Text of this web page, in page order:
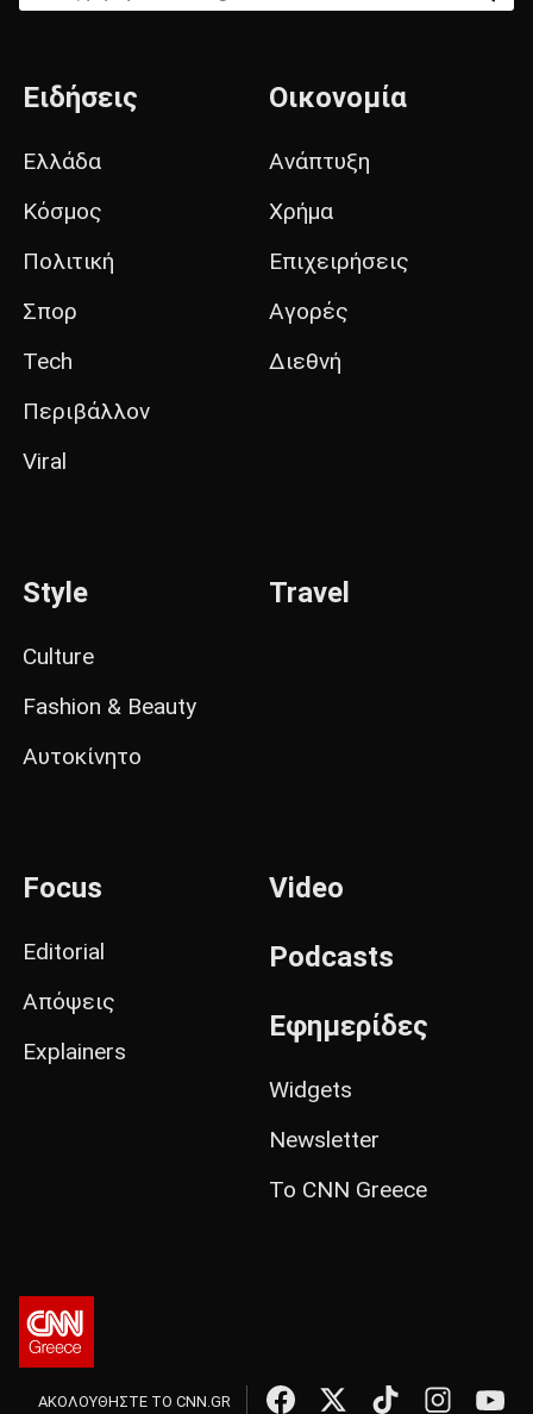
Ειδήσεις
Ελλάδα
Κόσμος
Πολιτική
Σπορ
Tech
Περιβάλλον
Viral
Οικονομία
Ανάπτυξη
Χρήμα
Επιχειρήσεις
Αγορές
Διεθνή
Style
Culture
Fashion & Beauty
Αυτοκίνητο
Travel
Focus
Editorial
Απόψεις
Explainers
Video
Podcasts
Εφημερίδες
Widgets
Newsletter
Το CNN Greece
ΑΚΟΛΟΥΘΗΣΤΕ ΤΟ CNN.GR